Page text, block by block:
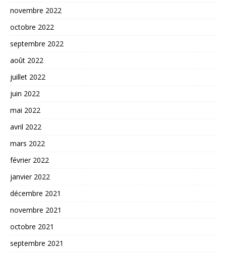
novembre 2022
octobre 2022
septembre 2022
août 2022
juillet 2022
juin 2022
mai 2022
avril 2022
mars 2022
février 2022
janvier 2022
décembre 2021
novembre 2021
octobre 2021
septembre 2021